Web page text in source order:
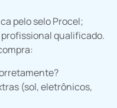
pelo selo Procel;
qualificado.
(sol, eletrônicos,